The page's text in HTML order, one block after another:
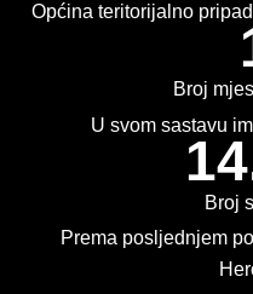
Općina teritorijalno
Broj
U svom sastavu
Broj
Prema posljednjem
OIK
IZBORI 2018
IZBORI 2022